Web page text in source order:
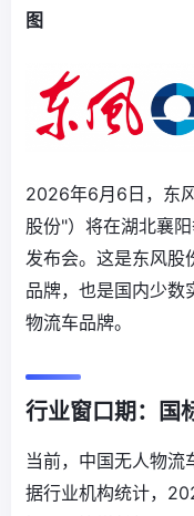
图
2026年6月6日，东
股份"）将在湖北襄
发布会。这是东风股
品牌，也是国内少数
物流车品牌。
行业窗口期：国
当前，中国无人物流
据行业机构统计，